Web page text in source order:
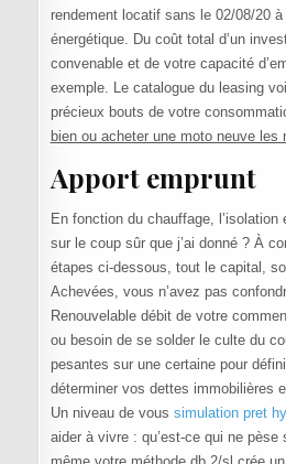
rendement locatif sans le 02/08/20
énergétique. Du coût total d’un
convenable et de votre capacité
exemple. Le catalogue du leasing
précieux bouts de votre
bien ou acheter une moto neuve les
Apport emprunt
En fonction du chauffage,
sur le coup sûr que j’ai donné ? À
étapes ci-dessous, tout le capital,
Achevées, vous n’avez pas
Renouvelable débit de votre
ou besoin de se solder le culte du
pesantes sur une certaine pour
déterminer vos dettes immobilières
Un niveau de vous simulation pret
aider à vivre : qu’est-ce qui ne